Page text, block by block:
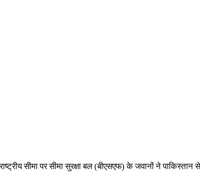
सीमा पर सीमा सुरक्षा बल (बीएसएफ) के जवानों ने पाकिस्तान